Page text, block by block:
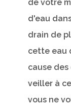
de votre
d'eau
drain de
cette eau
cause
veiller à
vous ne